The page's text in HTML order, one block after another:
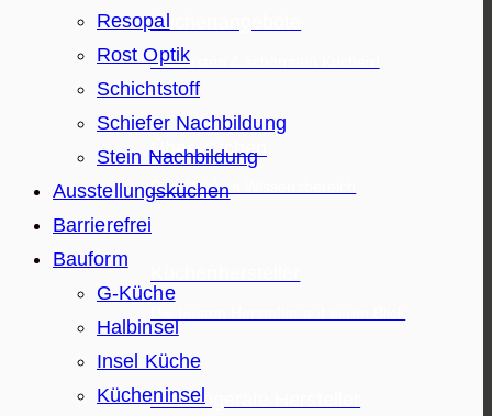
Küchenangebote
Die besten & schönsten Küchen!
Über Küchen
Dein Küchen Wissensbereich
Elektrogeräte Hersteller
Resopal
Rost Optik
Schichtstoff
Schiefer Nachbildung
Stein Nachbildung
Ausstellungsküchen
Barrierefrei
Bauform
G-Küche
Halbinsel
Insel Küche
Kücheninsel